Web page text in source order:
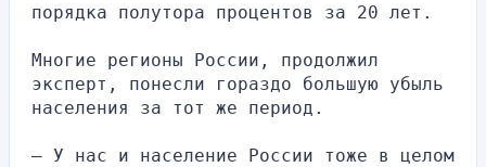
порядка полутора процентов за 20 лет.
Многие регионы России, продолжил
эксперт, понесли гораздо большую убыль
населения за тот же период.
— У нас и население России тоже в целом